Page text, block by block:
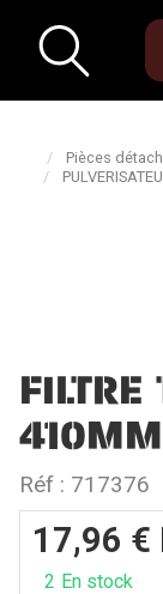
Pièces
410MM
Réf : 717376
17,96 €
2 En stock